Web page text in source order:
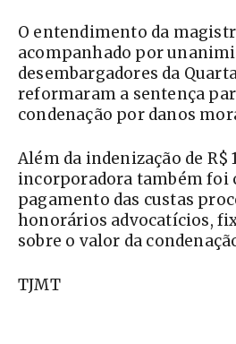
O entendimento da
acompanhado por
desembargadores da
reformaram a sentença
condenação por danos
Além da indenização de R$
incorporadora também foi
pagamento das custas
honorários advocatícios,
sobre o valor da
TJMT